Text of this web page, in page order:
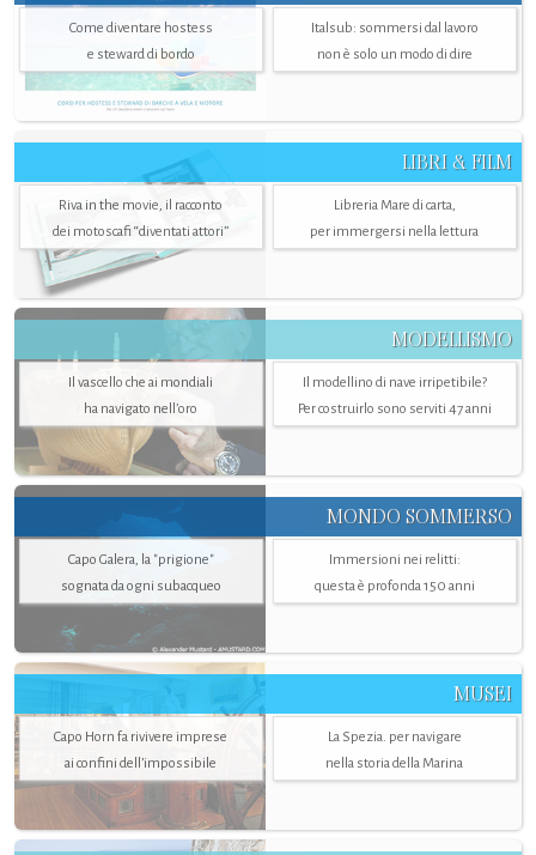
Come diventare hostess
e steward di bordo
Italsub: sommersi dal lavoro
non è solo un modo di dire
LIBRI & FILM
Riva in the movie, il racconto
dei motoscafi “diventati attori”
Libreria Mare di carta,
per immergersi nella lettura
MODELLISMO
Il vascello che ai mondiali
ha navigato nell’oro
Il modellino di nave irripetibile?
Per costruirlo sono serviti 47 anni
MONDO SOMMERSO
Capo Galera, la "prigione"
sognata da ogni subacqueo
Immersioni nei relitti:
questa è profonda 150 anni
MUSEI
Capo Horn fa rivivere imprese
ai confini dell’impossibile
La Spezia. per navigare
nella storia della Marina